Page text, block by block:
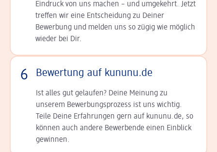
Ein­druck von uns machen – und umgekehrt. Jetzt
tref­fen wir eine Entscheidung zu Deiner
Bewerbung und melden uns so zügig wie möglich
wieder bei Dir.
6 Bewertung auf kununu.de
Ist alles gut gelaufen? Deine Meinung zu
unserem Bewerbungsprozess ist uns wichtig.
Teile Deine Erfahrungen gern auf kununu.de, so
können auch andere Bewerbende einen Einblick
gewinnen.